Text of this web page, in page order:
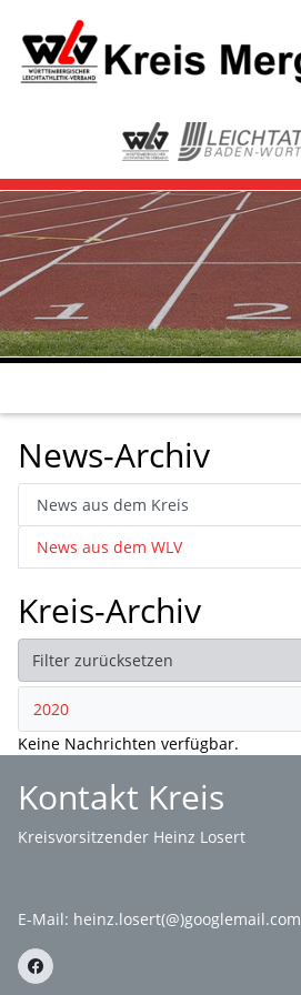
News-Archiv
News aus dem Kreis
News aus dem WLV
Kreis-Archiv
Filter zurücksetzen
2020
Keine Nachrichten verfügbar.
Kontakt Kreis
Kreisvorsitzender Heinz Losert
E-Mail: heinz.losert(@)googlemail.com